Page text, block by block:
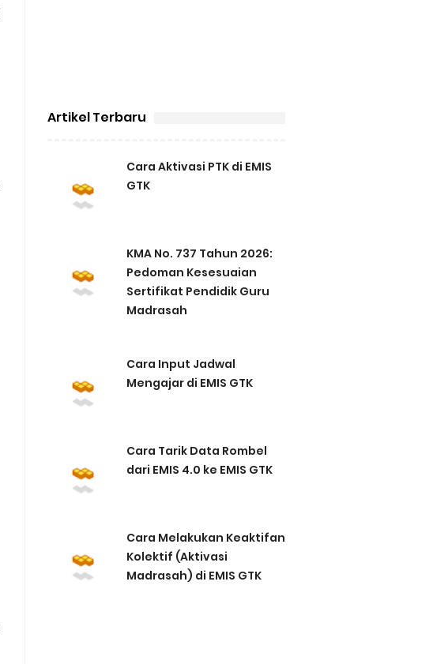
Artikel Terbaru
Cara Aktivasi PTK di EMIS
GTK
KMA No. 737 Tahun 2026:
Pedoman Kesesuaian
Sertifikat Pendidik Guru
Madrasah
Cara Input Jadwal
Mengajar di EMIS GTK
Cara Tarik Data Rombel
dari EMIS 4.0 ke EMIS GTK
Cara Melakukan Keaktifan
Kolektif (Aktivasi
Madrasah) di EMIS GTK